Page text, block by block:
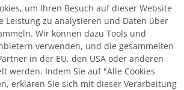
um Ihren Besuch auf dieser Website
Leistung zu analysieren und Daten über
Wir können dazu Tools und
verwenden, und die gesammelten
in der EU, den USA oder anderen
werden. Indem Sie auf "Alle Cookies
erklären Sie sich mit dieser Verarbeitung